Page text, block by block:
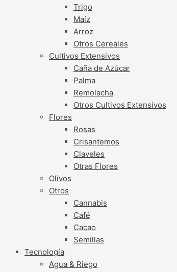
Trigo
Maíz
Arroz
Otros Cereales
Cultivos Extensivos
Caña de Azúcar
Palma
Remolacha
Otros Cultivos Extensivos
Flores
Rosas
Crisantemos
Claveles
Otras Flores
Olivos
Otros
Cannabis
Café
Cacao
Semillas
Tecnología
Agua & Riego